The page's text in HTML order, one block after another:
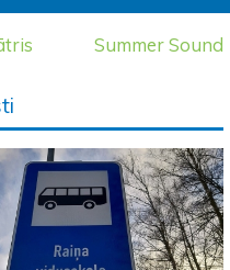
Summer Sound